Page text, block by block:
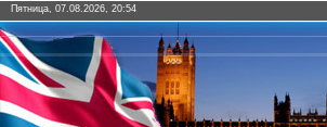
Пятница, 07.08.2026, 20:54